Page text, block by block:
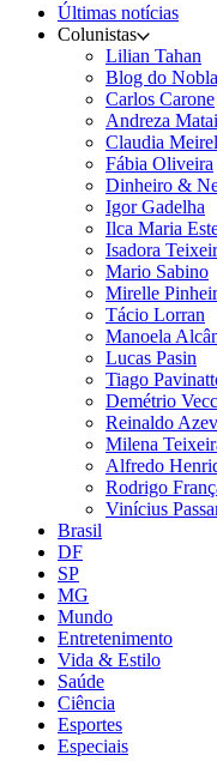
Últimas notícias
Colunistas
Lilian Tahan
Blog do
Carlos Carone
Andreza
Claudia
Fábia Oliveira
Dinheiro &
Igor Gadelha
Ilca Maria
Isadora
Mario Sabino
Mirelle
Tácio Lorran
Manoela
Lucas Pasin
Tiago
Demétrio
Reinaldo
Milena
Alfredo
Rodrigo
Vinícius
Brasil
DF
SP
MG
Mundo
Entretenimento
Vida & Estilo
Saúde
Ciência
Esportes
Especiais